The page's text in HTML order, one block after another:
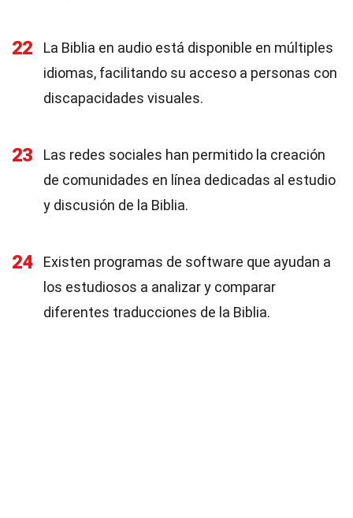
22
La Biblia en audio está disponible en múltiples
idiomas, facilitando su acceso a personas con
discapacidades visuales.
23
Las redes sociales han permitido la creación
de comunidades en línea dedicadas al estudio
y discusión de la Biblia.
24
Existen programas de software que ayudan a
los estudiosos a analizar y comparar
diferentes traducciones de la Biblia.